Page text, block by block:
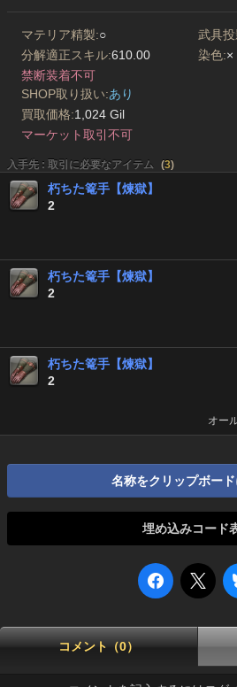
マテリア精製:○ 武具
分解適正スキル:610.00 染色:×
禁断装着不可
SHOP取り扱い:あり
買取価格:1,024 Gil
マーケット取引不可
入手先 : 取引に必要なアイテム (3)
朽ちた篭手【煉獄】
2
朽ちた篭手【煉獄】
2
朽ちた篭手【煉獄】
2
オー
名称をクリップボー
埋め込みコード
コメント（0）